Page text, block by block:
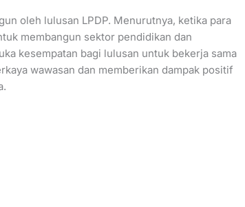
oleh lulusan LPDP. Menurutnya, ketika para
membangun sektor pendidikan dan
kesempatan bagi lulusan untuk bekerja sama
wawasan dan memberikan dampak positif